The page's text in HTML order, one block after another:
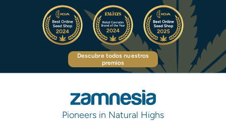
Descubre todos nuestros
premios
Pioneers in Natural Highs